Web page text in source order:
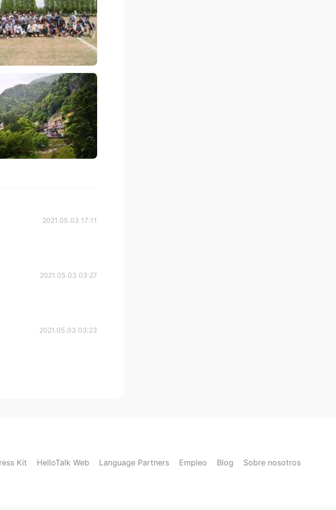
2021.05.03 17:11
2021.05.03 03:27
2021.05.03 03:23
Kit HelloTalk Web Language Partners Empleo Blog Sobre nosotros